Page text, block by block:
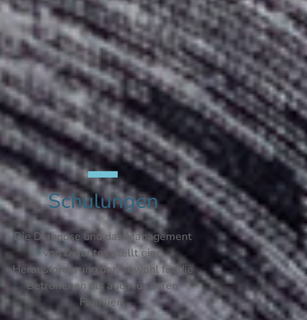
Schulungen
Die Diagnose und das Management
von Diabetes stellt eine
Herausforderung dar, sowohl für die
Betroffenen als auch für deren
Familien.